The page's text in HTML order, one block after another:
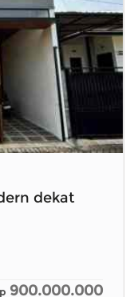
dekat
900.000.000